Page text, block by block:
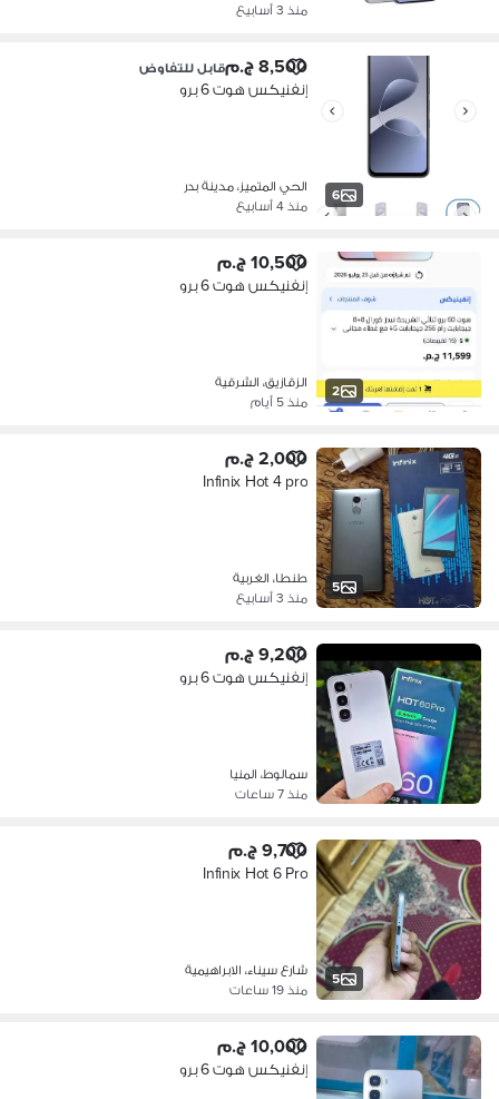
منذ 3 أسابيع
6
8,500 ج.م قابل للتفاوض
إنفنيكس هوت 6 برو
الحي المتميز، مدينة بدر
منذ 4 أسابيع
2
10,500 ج.م
إنفنيكس هوت 6 برو
الزقازيق، الشرقية
منذ 5 أيام
5
2,000 ج.م
Infinix Hot 4 pro
طنطا، الغربية
منذ 3 أسابيع
9,200 ج.م
إنفنيكس هوت 6 برو
سمالوط، المنيا
منذ 7 ساعات
5
9,700 ج.م
Infinix Hot 6 Pro
شارع سيناء، الابراهيمية
منذ 19 ساعات
10,000 ج.م
إنفنيكس هوت 6 برو